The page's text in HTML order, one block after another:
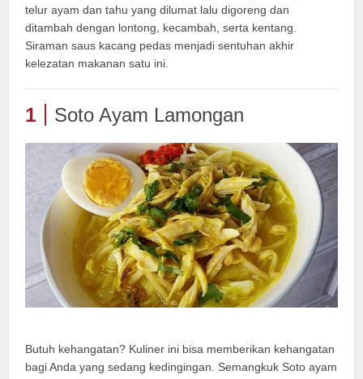
telur ayam dan tahu yang dilumat lalu digoreng dan
ditambah dengan lontong, kecambah, serta kentang.
Siraman saus kacang pedas menjadi sentuhan akhir
kelezatan makanan satu ini.
1 Soto Ayam Lamongan
Butuh kehangatan? Kuliner ini bisa memberikan kehangatan
bagi Anda yang sedang kedingingan. Semangkuk Soto ayam